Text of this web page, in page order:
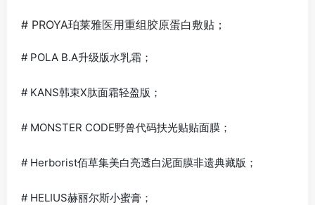
# PROYA珀莱雅医用重组胶原蛋白敷贴；
# POLA B.A升级版水乳霜；
# KANS韩束X肽面霜轻盈版；
# MONSTER CODE野兽代码扶光贴贴面膜；
# Herborist佰草集美白亮透白泥面膜非遗典藏版；
# HELIUS赫丽尔斯小蜜膏；